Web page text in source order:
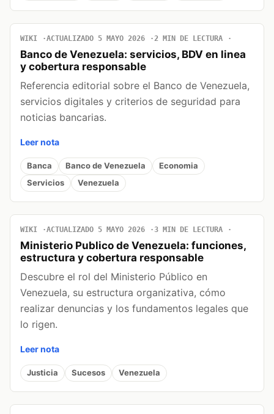
WIKI ACTUALIZADO 5 MAYO 2026 2 MIN DE LECTURA
Banco de Venezuela: servicios, BDV en linea
y cobertura responsable
Referencia editorial sobre el Banco de Venezuela,
servicios digitales y criterios de seguridad para
noticias bancarias.
Leer nota
Banca Banco de Venezuela
Economia
Servicios
Venezuela
WIKI ACTUALIZADO 5 MAYO 2026 3 MIN DE LECTURA
Ministerio Publico de Venezuela: funciones,
estructura y cobertura responsable
Descubre el rol del Ministerio Público en
Venezuela, su estructura organizativa, cómo
realizar denuncias y los fundamentos legales que
lo rigen.
Leer nota
Justicia Sucesos Venezuela